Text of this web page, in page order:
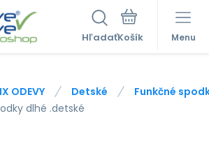
Hľadať Menu
ODEVY Detské
Funkčné
dlhé .detské